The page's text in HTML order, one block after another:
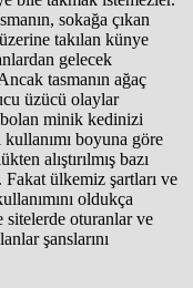
sokağa çıkan
takılan künye
gelecek
tasmanın ağaç
üzücü olaylar
minik kedinizi
boyuna göre
alıştırılmış bazı
ülkemiz şartları ve
oldukça
sitelerde oturanlar ve
şanslarını